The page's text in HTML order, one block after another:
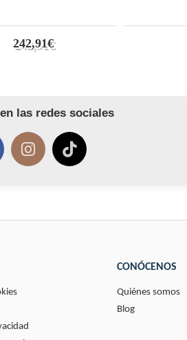
242,91€
las redes sociales
CONÓCENOS
Quiénes somos
Blog